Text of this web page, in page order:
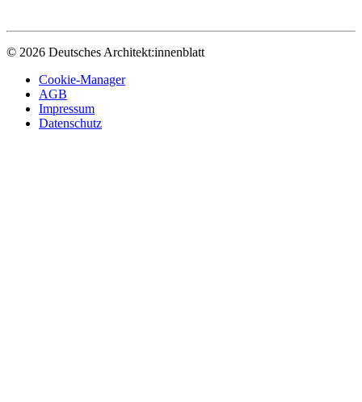
© 2026 Deutsches Architekt:innenblatt
Cookie-Manager
AGB
Impressum
Datenschutz